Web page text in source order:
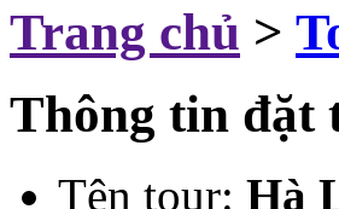
Trang chủ >
Thông tin đặt
Tên tour: Hà